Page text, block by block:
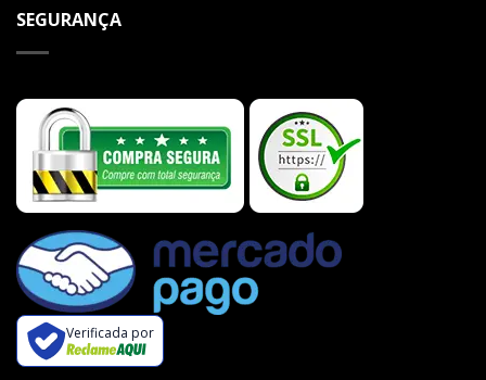
SEGURANÇA
Verificada por